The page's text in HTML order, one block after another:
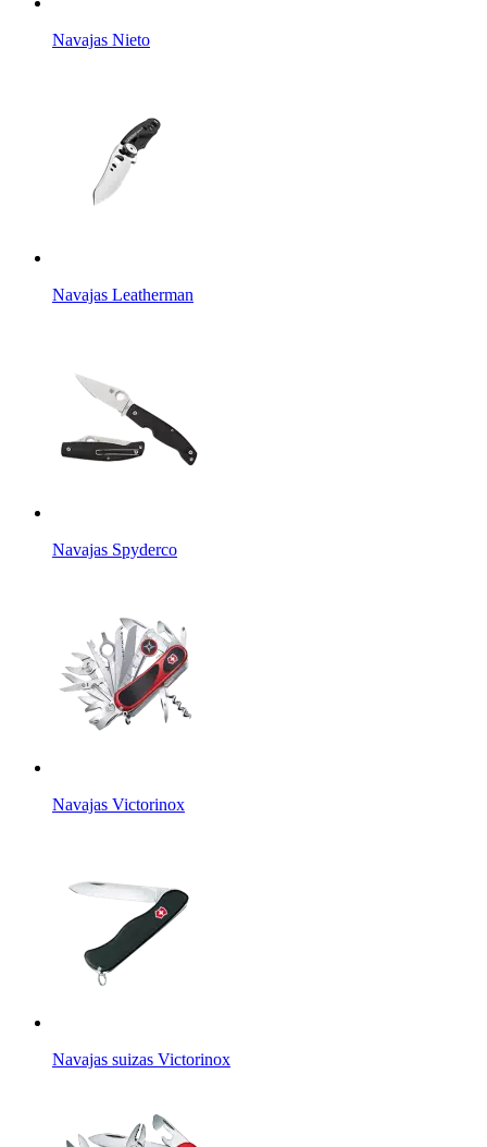
Navajas Nieto
Navajas Leatherman
Navajas Spyderco
Navajas Victorinox
Navajas suizas Victorinox